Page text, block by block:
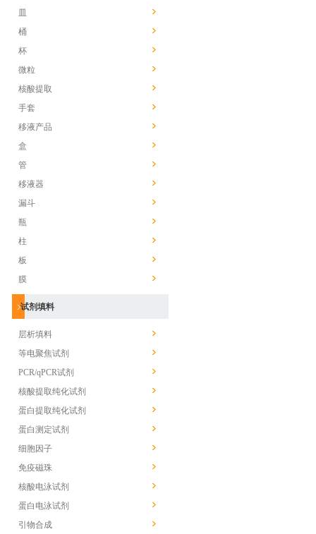
皿
桶
杯
微粒
核酸提取
手套
移液产品
盒
管
移液器
漏斗
瓶
柱
板
膜
试剂填料
层析填料
等电聚焦试剂
PCR/qPCR试剂
核酸提取纯化试剂
蛋白提取纯化试剂
蛋白测定试剂
细胞因子
免疫磁珠
核酸电泳试剂
蛋白电泳试剂
引物合成